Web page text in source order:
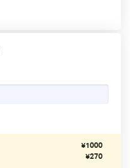
¥1000
¥270